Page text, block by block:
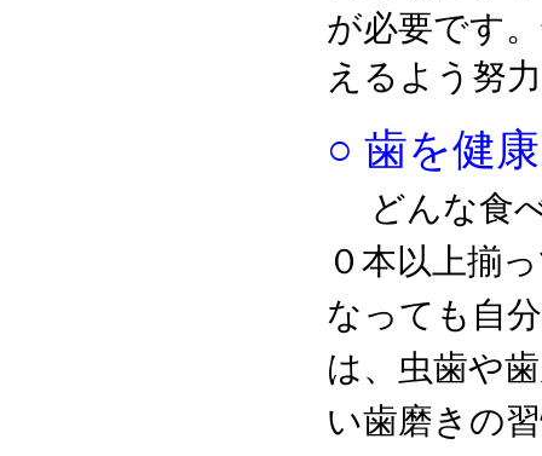
が必要です
えるよう努
○ 歯を健
どんな食
０本以上揃
なっても自
は、虫歯や
い歯磨きの